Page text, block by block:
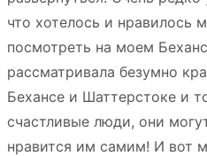
что хотелось и нравилось
посмотреть на моем
рассматривала безумно
Бехансе и Шаттерстоке и
счастливые люди, они
нравится им самим! И вот